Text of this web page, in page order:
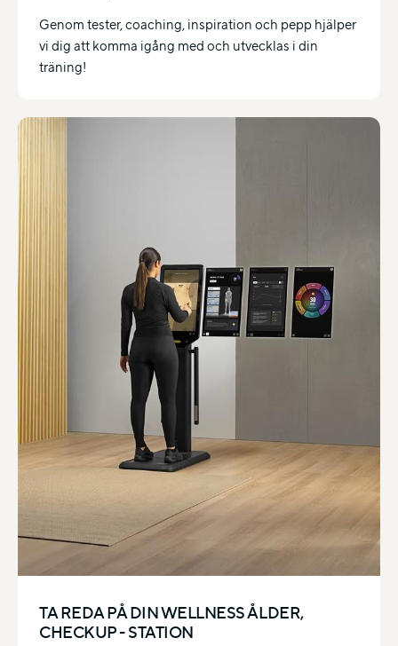
Genom tester, coaching, inspiration och pepp hjälper
vi dig att komma igång med och utvecklas i din
träning!
TA REDA PÅ DIN WELLNESS ÅLDER,
CHECKUP - STATION